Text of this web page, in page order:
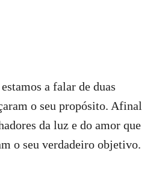
a falar de duas
o seu propósito. Afinal
da luz e do amor que
o seu verdadeiro objetivo.